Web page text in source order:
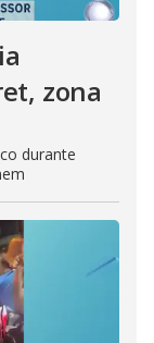
zona
durante